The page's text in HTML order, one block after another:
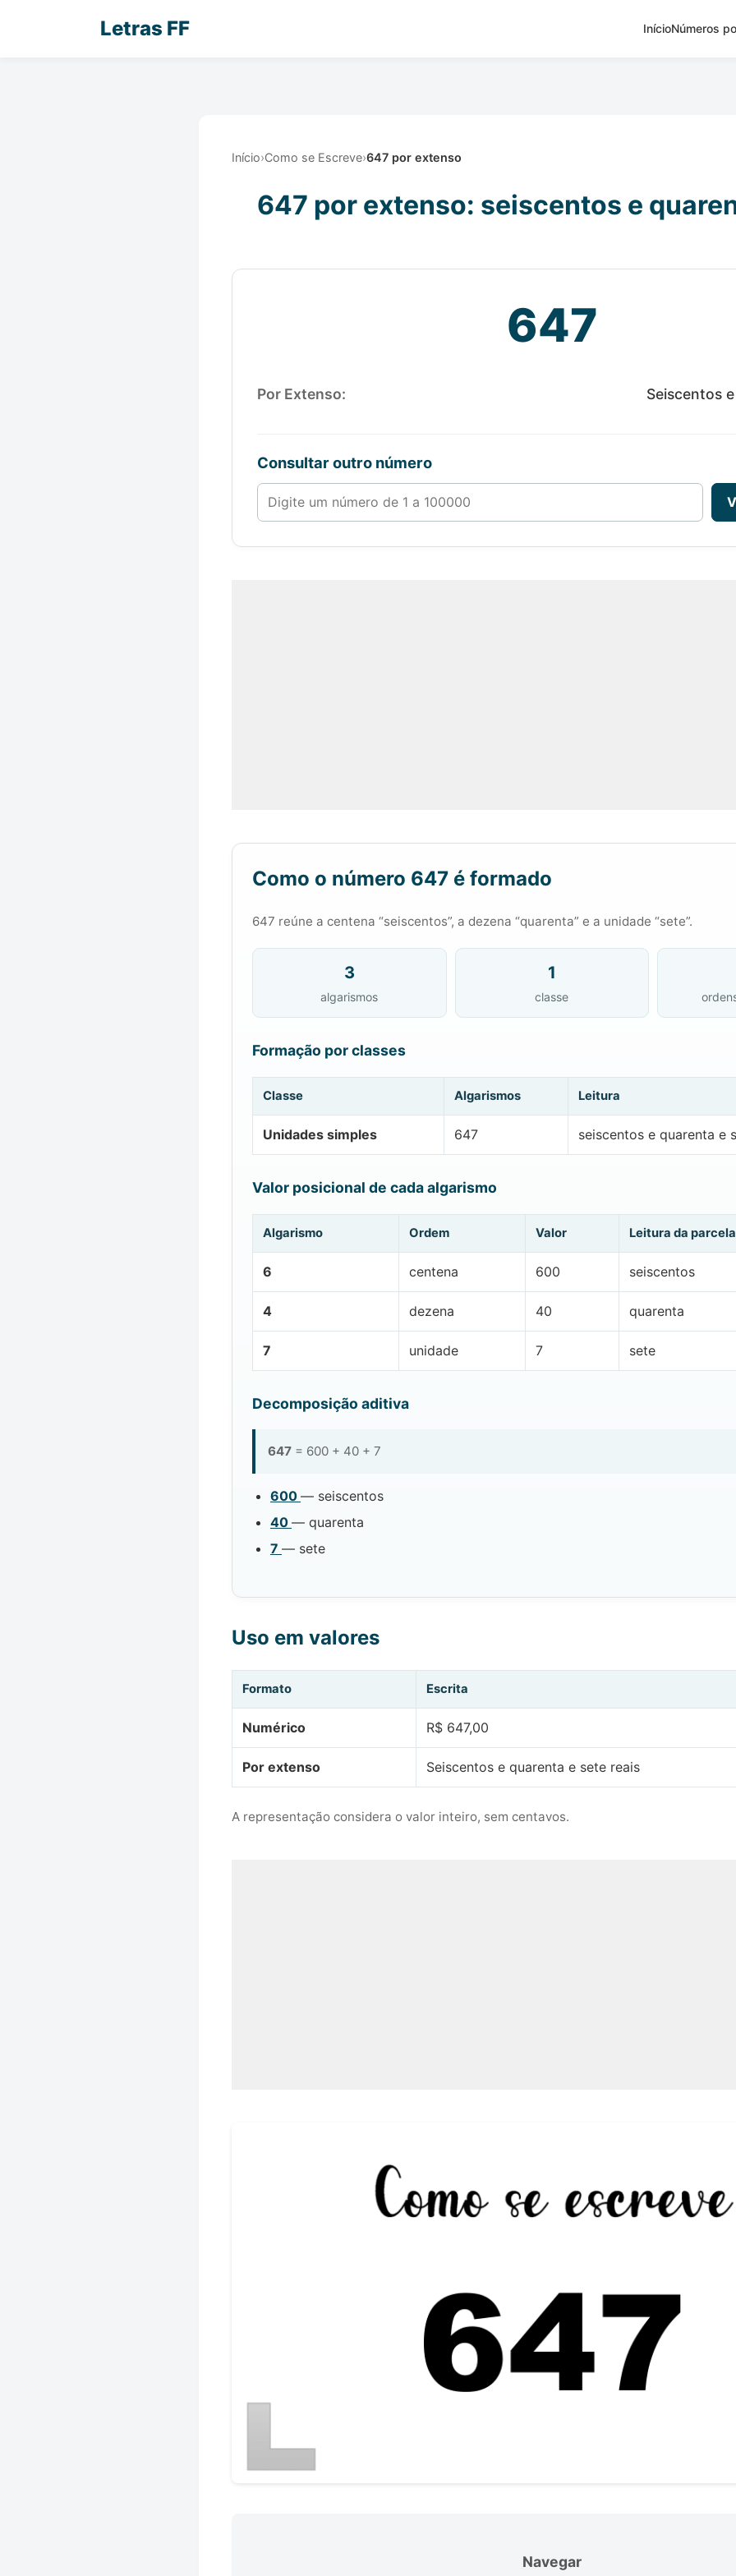
Letras FF InícioNúmeros
Início›Como se Escreve›647 por extenso
647 por extenso: seiscentos e
647
Por Extenso: Seiscentos
Consultar outro número
Número de 1 a 100000
Como o número 647 é formado
647 reúne a centena “seiscentos”, a dezena “quarenta” e a unidade “sete”.
3
algarismos
1
classe
Formação por classes
Classe Algarismos Leitura
Unidades simples 647 seiscentos e quarenta e
Valor posicional de cada algarismo
Algarismo Ordem Valor Leitura da parcela
6 centena 600 seiscentos
4 dezena 40 quarenta
7 unidade 7 sete
Decomposição aditiva
647 = 600 + 40 + 7
600 — seiscentos
40 — quarenta
7 — sete
Uso em valores
Formato Escrita
Numérico R$ 647,00
Por extenso Seiscentos e quarenta e sete reais
A representação considera o valor inteiro, sem centavos.
Navegar